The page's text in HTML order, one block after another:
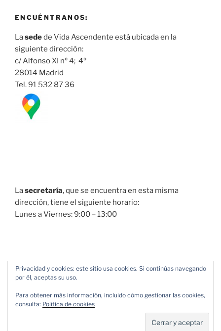
ENCUÉNTRANOS:
Lasedede Vida Ascendente está ubicada en la
siguiente dirección:
c/ Alfonso XI nº 4; 4º
28014 Madrid
Tel. 91 532 87 36
Lasecretaría, que se encuentra en esta misma
dirección, tiene el siguiente horario:
Lunes a Viernes: 9:00 – 13:00
Funciona gracias a WordPress
Privacidad y cookies: este sitio usa cookies. Si continúas navegando
por él, aceptas su uso.
Para obtener más información, incluido cómo gestionar las cookies,
consulta: Política de cookies